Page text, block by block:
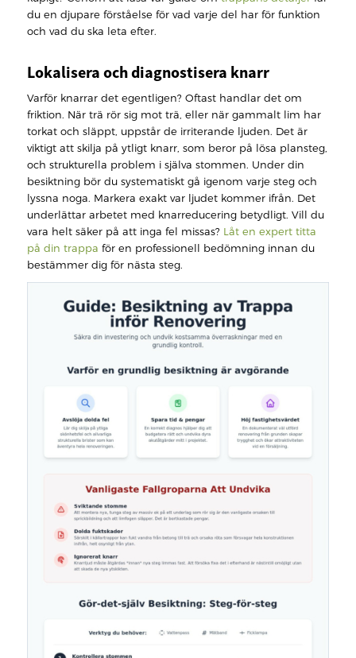
du en djupare förståelse för vad varje del har för funktion
och vad du ska leta efter.
Lokalisera och diagnostisera knarr
Varför knarrar det egentligen? Oftast handlar det om
friktion. När trä rör sig mot trä, eller när gammalt lim har
torkat och släppt, uppstår de irriterande ljuden. Det är
viktigt att skilja på ytligt knarr, som beror på lösa plansteg,
och strukturella problem i själva stommen. Under din
besiktning bör du systematiskt gå igenom varje steg och
lyssna noga. Markera exakt var ljudet kommer ifrån. Det
underlättar arbetet med knarreducering betydligt. Vill du
vara helt säker på att inga fel missas? Låt en expert titta
på din trappa för en professionell bedömning innan du
bestämmer dig för nästa steg.